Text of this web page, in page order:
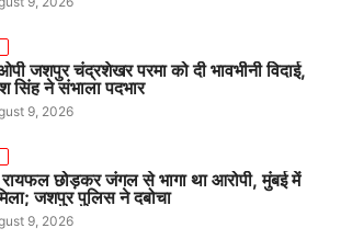
जशपुर चंद्रशेखर परमा को दी भावभीनी विदाई,
सिंह ने संभाला पदभार
9, 2026
छोड़कर जंगल से भागा था आरोपी, मुंबई में
जशपुर पुलिस ने दबोचा
9, 2026